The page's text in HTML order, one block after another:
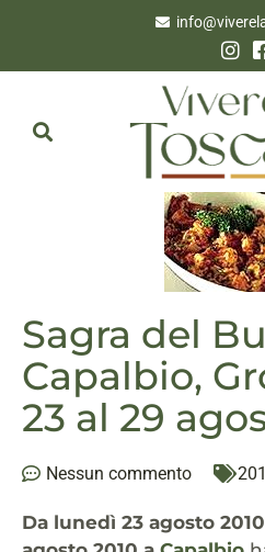
Sagra del
Capalbio,
23 al 29
Nessun commento
Da lunedì 23 agosto